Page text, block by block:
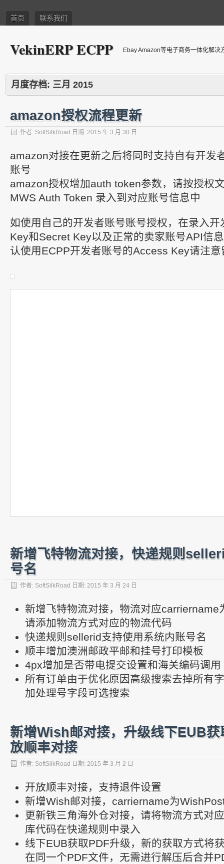
首页 联系我们
VekinERP ECPP Ebay Amazon等电子商务一体化解决
月度存档: 三月 2015
amazon授权流程更新
作者: SoftSilkRoad 日期: 2015 年 3 月 30 日
amazon对接在更新之后将同时支持自有开发
账号
amazon授权增加auth token参数，请按授权
MWS Auth Token 录入到对应账号信息中
如使用自己的开发者账号账号授权，在录入
Key和Secret Key以及正常的卖家账号API信
认使用ECPP开发者账号的Access Key请注意
新增飞特物流对接，快递规则
号名
作者: SoftSilkRoad 日期: 2015 年 3 月 24 日
新增飞特物流对接，物流对应carriername
请添加物流方式对应的物流代码
快递规则sellerid支持使用系统内账号名
顺丰增加澳洲邮政平邮和挂号打印模板
4px增加是否带电提交设置和海关编码调用
所有订单由于优化原因高级搜索去掉所有
加处理号字段可选搜索
新增Wish邮对接，升级线下EUB
放顺丰对接
作者: SoftSilkRoad 日期: 2015 年 3 月 2 日
开放顺丰对接，支持退件设置
新增Wish邮对接，carriername为
更新铁三角海外仓对接，请将物流方式对
库代码在快递规则中录入
线下EUB获取PDF升级，新的获取方式将
在同一个PDF文件，无需进行解压后合并